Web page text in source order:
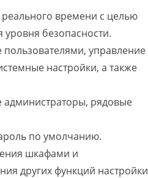
времени с целью
безопасности.
управление
настройки, а также
администраторы, рядовые
по умолчанию.
шкафами и
других функций настройки